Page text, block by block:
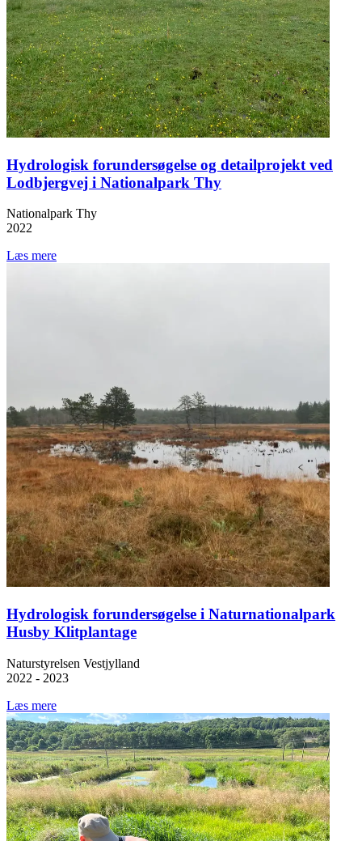
Hydrologisk forundersøgelse og detailprojekt ved
Lodbjergvej i Nationalpark Thy
Nationalpark Thy
2022
Læs mere
Hydrologisk forundersøgelse i Naturnationalpark
Husby Klitplantage
Naturstyrelsen Vestjylland
2022 - 2023
Læs mere